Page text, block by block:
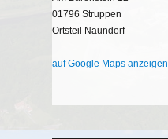
01796 Struppen
Ortsteil Naundorf
auf Google Maps anzeigen